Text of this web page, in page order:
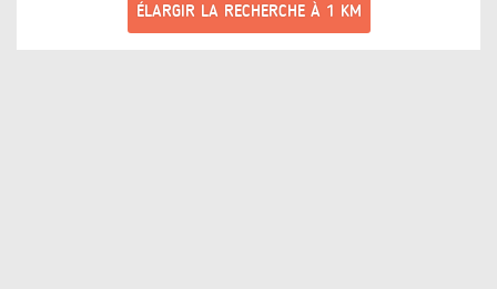
ÉLARGIR LA RECHERCHE À 1 KM